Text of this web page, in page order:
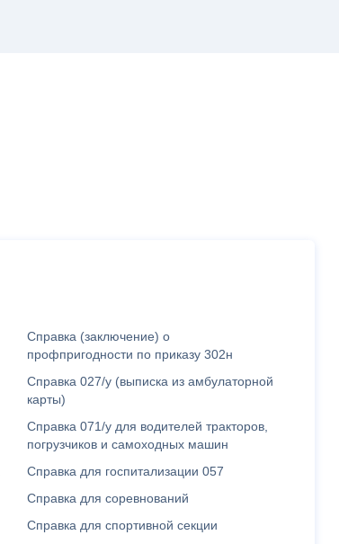
Справка (заключение) о
профпригодности по приказу 302н
Справка 027/у (выписка из амбулаторной
карты)
Справка 071/у для водителей тракторов,
погрузчиков и самоходных машин
Справка для госпитализации 057
Справка для соревнований
Справка для спортивной секции